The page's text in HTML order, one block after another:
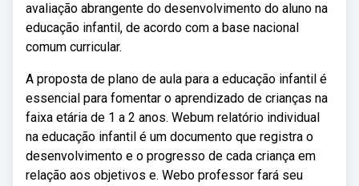
avaliação abrangente do desenvolvimento do aluno na
educação infantil, de acordo com a base nacional
comum curricular.
A proposta de plano de aula para a educação infantil é
essencial para fomentar o aprendizado de crianças na
faixa etária de 1 a 2 anos. Webum relatório individual
na educação infantil é um documento que registra o
desenvolvimento e o progresso de cada criança em
relação aos objetivos e. Webo professor fará seu